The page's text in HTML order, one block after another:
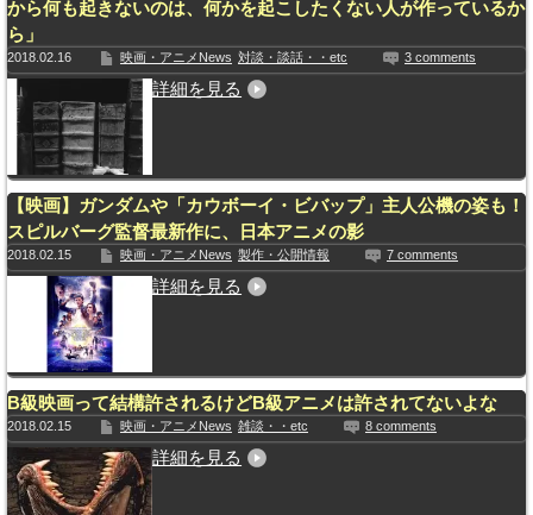
から何も起きないのは、何かを起こしたくない人が作っているか
ら」
2018.02.16 映画・アニメNews 対談・談話・・etc 3 comments
詳細を見る
【映画】ガンダムや「カウボーイ・ビバップ」主人公機の姿も！
スピルバーグ監督最新作に、日本アニメの影
2018.02.15 映画・アニメNews 製作・公開情報 7 comments
詳細を見る
B級映画って結構許されるけどB級アニメは許されてないよな
2018.02.15 映画・アニメNews 雑談・・etc 8 comments
詳細を見る